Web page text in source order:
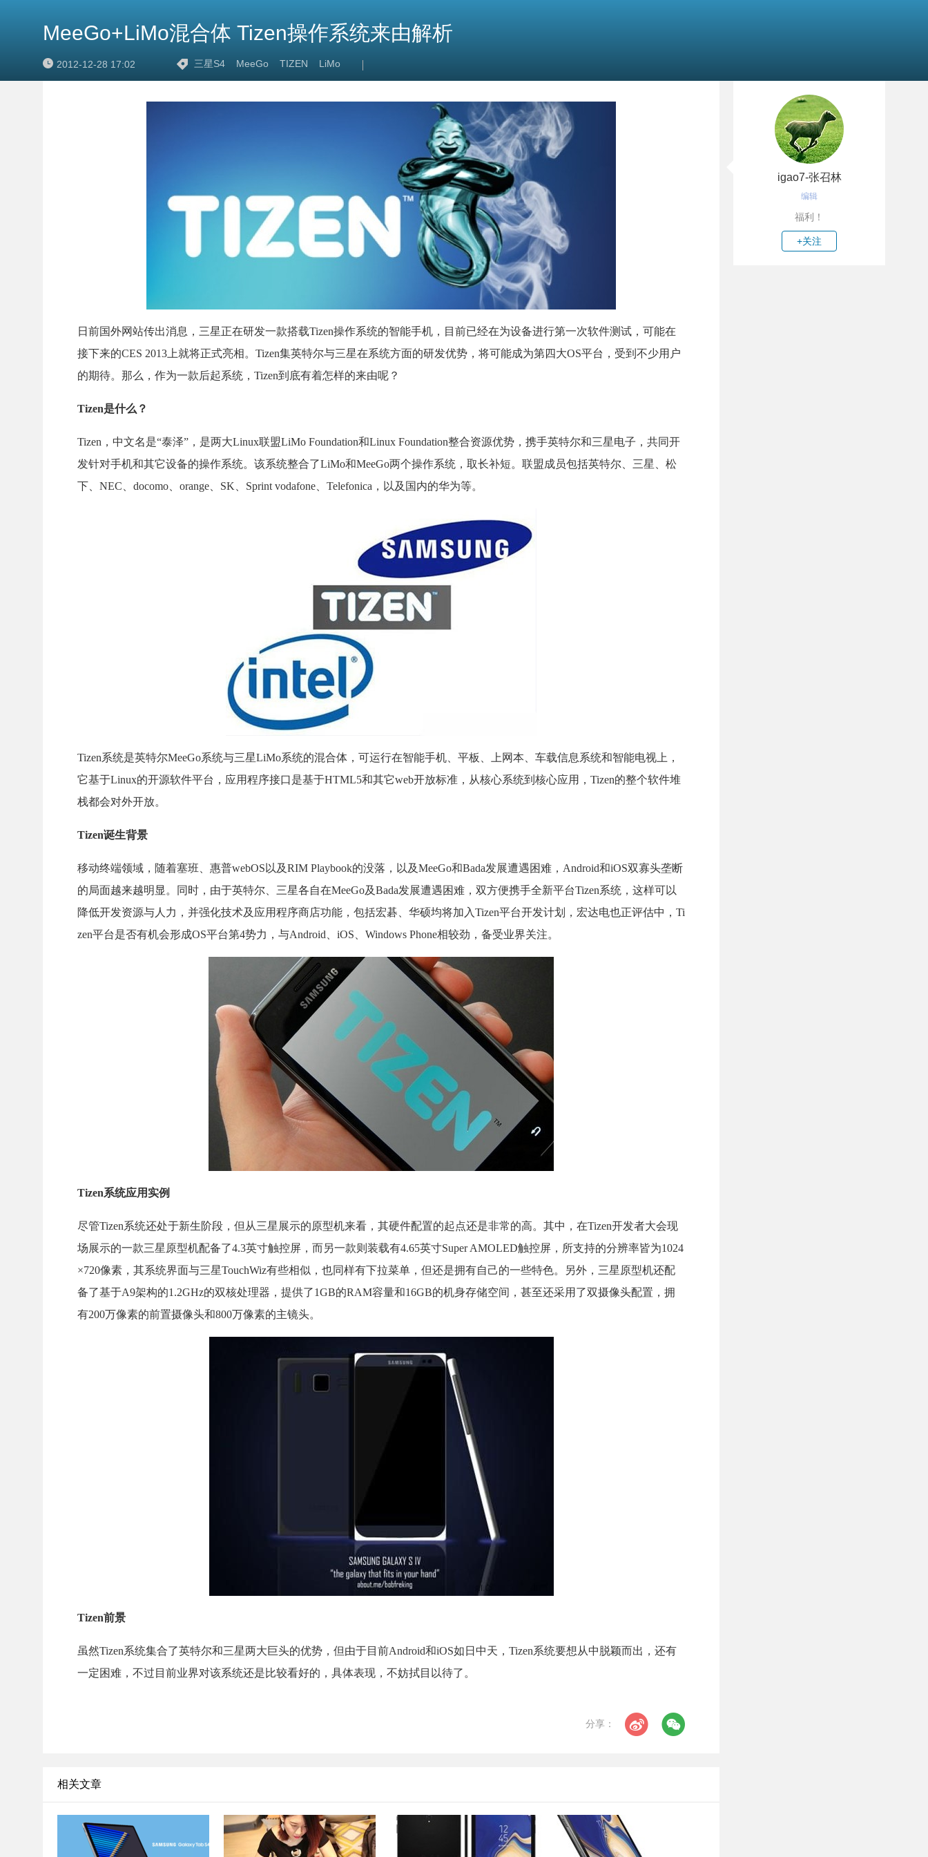
MeeGo+LiMo混合体 Tizen操作系统来由解析
2012-12-28 17:02 三星S4 MeeGo TIZEN LiMo
日前国外网站传出消息，三星正在研发一款搭载Tizen操作系统的智能手机，目前已经在为设备进行第一次软件测试，可能在
接下来的CES 2013上就将正式亮相。Tizen集英特尔与三星在系统方面的研发优势，将可能成为第四大OS平台，受到不少用户
的期待。那么，作为一款后起系统，Tizen到底有着怎样的来由呢？
Tizen是什么？
Tizen，中文名是“泰泽”，是两大Linux联盟LiMo Foundation和Linux Foundation整合资源优势，携手英特尔和三星电子，共同开
发针对手机和其它设备的操作系统。该系统整合了LiMo和MeeGo两个操作系统，取长补短。联盟成员包括英特尔、三星、松
下、NEC、docomo、orange、SK、Sprint vodafone、Telefonica，以及国内的华为等。
Tizen系统是英特尔MeeGo系统与三星LiMo系统的混合体，可运行在智能手机、平板、上网本、车载信息系统和智能电视上，
它基于Linux的开源软件平台，应用程序接口是基于HTML5和其它web开放标准，从核心系统到核心应用，Tizen的整个软件堆
栈都会对外开放。
Tizen诞生背景
移动终端领域，随着塞班、惠普webOS以及RIM Playbook的没落，以及MeeGo和Bada发展遭遇困难，Android和iOS双寡头垄断
的局面越来越明显。同时，由于英特尔、三星各自在MeeGo及Bada发展遭遇困难，双方便携手全新平台Tizen系统，这样可以
降低开发资源与人力，并强化技术及应用程序商店功能，包括宏碁、华硕均将加入Tizen平台开发计划，宏达电也正评估中，Ti
zen平台是否有机会形成OS平台第4势力，与Android、iOS、Windows Phone相较劲，备受业界关注。
Tizen系统应用实例
尽管Tizen系统还处于新生阶段，但从三星展示的原型机来看，其硬件配置的起点还是非常的高。其中，在Tizen开发者大会现
场展示的一款三星原型机配备了4.3英寸触控屏，而另一款则装载有4.65英寸Super AMOLED触控屏，所支持的分辨率皆为1024
×720像素，其系统界面与三星TouchWiz有些相似，也同样有下拉菜单，但还是拥有自己的一些特色。另外，三星原型机还配
备了基于A9架构的1.2GHz的双核处理器，提供了1GB的RAM容量和16GB的机身存储空间，甚至还采用了双摄像头配置，拥
有200万像素的前置摄像头和800万像素的主镜头。
Tizen前景
虽然Tizen系统集合了英特尔和三星两大巨头的优势，但由于目前Android和iOS如日中天，Tizen系统要想从中脱颖而出，还有
一定困难，不过目前业界对该系统还是比较看好的，具体表现，不妨拭目以待了。
分享：
相关文章
igao7-张召林
编辑
福利！
+关注